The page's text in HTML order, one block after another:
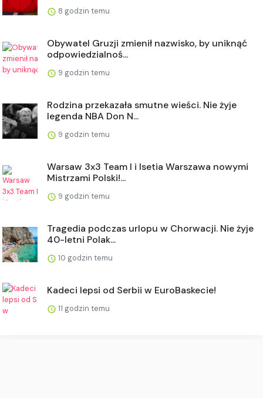
8 godzin temu
Obywatel Gruzji zmienił nazwisko, by uniknąć
odpowiedzialnoś...
9 godzin temu
Rodzina przekazała smutne wieści. Nie żyje
legenda NBA Don N...
9 godzin temu
Warsaw 3x3 Team I i Isetia Warszawa nowymi
Mistrzami Polski!...
9 godzin temu
Tragedia podczas urlopu w Chorwacji. Nie żyje
40-letni Polak...
10 godzin temu
Kadeci lepsi od Serbii w EuroBaskecie!
11 godzin temu